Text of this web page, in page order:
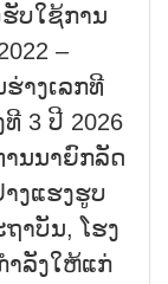
ບ​ໃຊ້ການ​
–
າງ​ເລກ​ທີ
3 ປີ 2026
ນ​ນາ​ຍົກ​ລັດ​
ງ​ແຮງ​ຮູບ​
າ​ບັນ, ໂຮງ​
ຳ​ລັງ​ໃຫ້​ແກ່​